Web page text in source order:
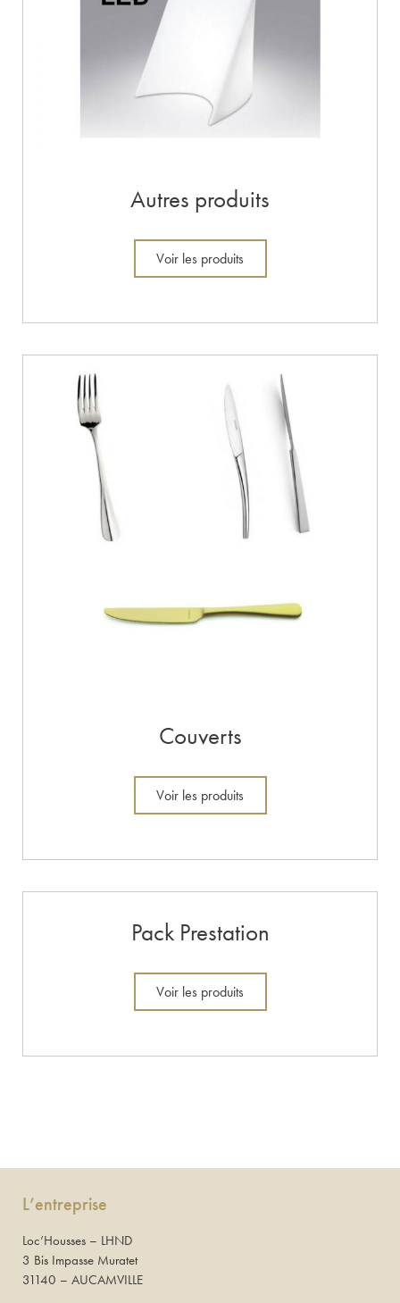
Autres produits
Voir les produits
Couverts
Voir les produits
Pack Prestation
Voir les produits
L’entreprise
Loc’Housses – LHND
3 Bis Impasse Muratet
31140 – AUCAMVILLE